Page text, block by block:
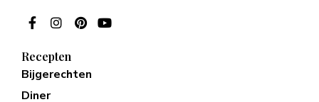
Recepten
Bijgerechten
Diner